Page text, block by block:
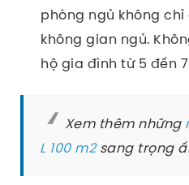
phòng ngủ không
không gian ngủ.
hộ gia đình từ 5 đến
Xem thêm những
L 100 m2sang trọng